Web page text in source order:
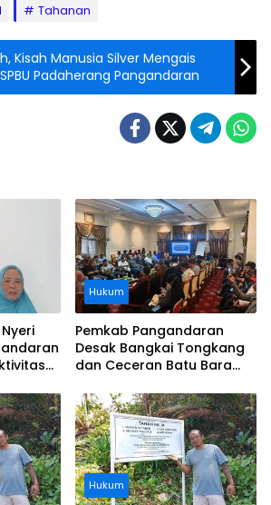
Tahanan
Kisah Manusia Silver Mengais
Padaherang Pangandaran
Hukum
Pemkab Pangandaran
Desak Bangkai Tongkang
dan Ceceran Batu Bara
Buruknya Koordinasi
Perusahaan
Hukum